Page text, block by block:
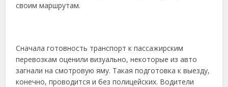
своим маршрутам.
Сначала готовность транспорт к пассажирским
перевозкам оценили визуально, некоторые из авто
загнали на смотровую яму. Такая подготовка к выезду,
конечно, проводится и без полицейских. Водители